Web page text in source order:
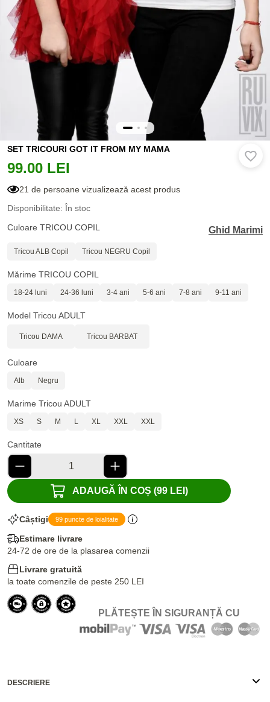
SET TRICOURI GOT IT FROM MY MAMA
99.00 LEI
21 de persoane vizualizează acest produs
Disponibilitate: În stoc
Culoare TRICOU COPIL
Ghid Marimi
Tricou ALB Copil Tricou NEGRU Copil
Mărime TRICOU COPIL
18-24 luni 24-36 luni 3-4 ani 5-6 ani 7-8 ani 9-11 ani
Model Tricou ADULT
Tricou DAMA Tricou BARBAT
Culoare
Alb Negru
Marime Tricou ADULT
XS S M L XL XXL XXL
Cantitate
ADAUGĂ ÎN COȘ (99 LEI)
Câștigi 99 puncte de loialitate
Estimare livrare
24-72 de ore de la plasarea comenzii
Livrare gratuită
la toate comenzile de peste 250 LEI
PLĂTEȘTE ÎN SIGURANȚĂ CU
DESCRIERE